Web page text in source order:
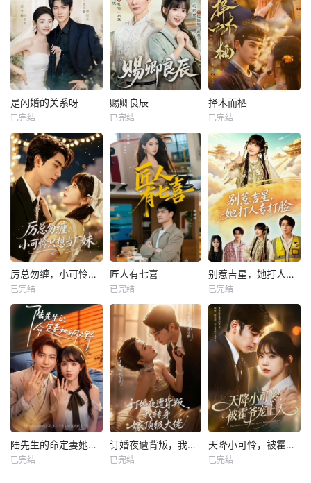
是闪婚的关系呀
已完结
赐卿良辰
已完结
择木而栖
已完结
厉总勿缠，小可怜只想当厂妹
已完结
匠人有七喜
已完结
别惹吉星，她打人专打脸
已完结
陆先生的命定妻她飒又野
已完结
订婚夜遭背叛，我转身嫁顶级大佬
已完结
天降小可怜，被霍爷宠上天
已完结